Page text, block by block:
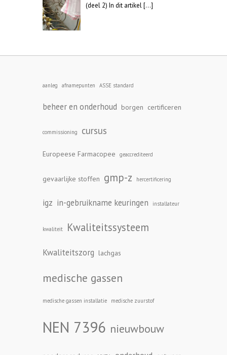
(deel 2) In dit artikel[…]
aanleg afnamepunten ASSE standard
beheer en onderhoud borgen certificeren
commissioning cursus
Europeese Farmacopee geaccrediteerd
gevaarlijke stoffen gmp-z hercertificering
igz in-gebruikname keuringen installateur
kwaliteit Kwaliteitssysteem
Kwaliteitszorg lachgas
medische gassen
medische gassen installatie medische zuurstof
NEN 7396 nieuwbouw